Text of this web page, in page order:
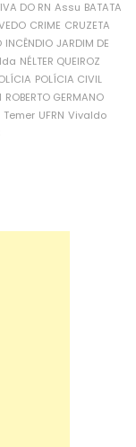
DO RN Assu BATATA
CRIME CRUZETA
INCÊNDIO JARDIM DE
NÉLTER QUEIROZ
POLÍCIA CIVIL
ROBERTO GERMANO
Temer UFRN Vivaldo